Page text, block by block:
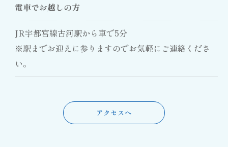
電車でお越しの方
JR宇都宮線古河駅から車で5分
※駅までお迎えに参りますのでお気軽にご連絡くださ
い。
アクセスへ